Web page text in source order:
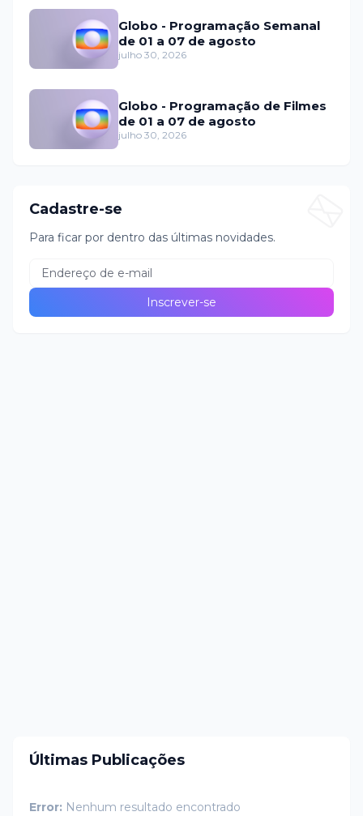
Globo - Programação Semanal
de 01 a 07 de agosto
julho 30, 2026
Globo - Programação de Filmes
de 01 a 07 de agosto
julho 30, 2026
Cadastre-se
Para ficar por dentro das últimas novidades.
Últimas Publicações
Error: Nenhum resultado encontrado